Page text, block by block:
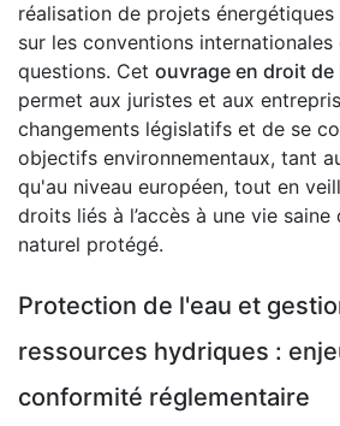
réalisation de projets
sur les conventions
questions. Cet ouvrage en droit de
permet aux juristes et aux
changements législatifs et de se
objectifs environnementaux, tant
qu'au niveau européen, tout en
droits liés à l’accès à une vie saine
naturel protégé.
Protection de l'eau et
ressources hydriques :
conformité réglementaire